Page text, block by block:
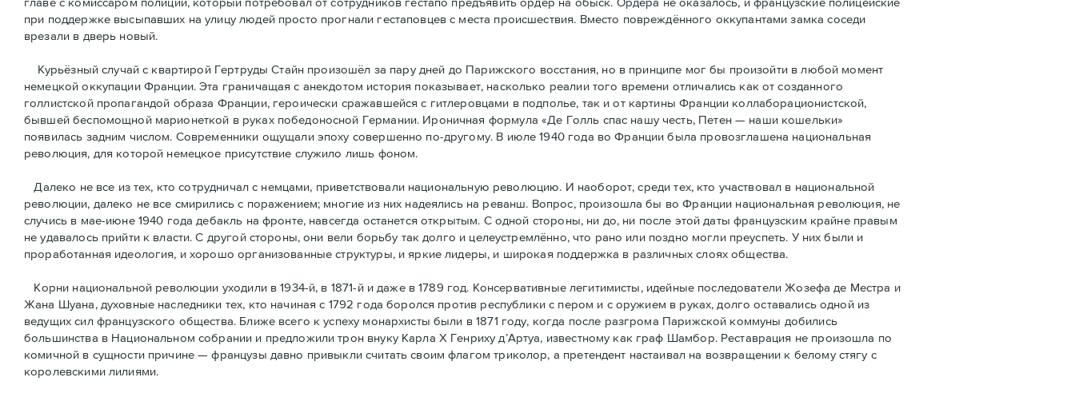
при поддержке высыпавших на улицу людей просто прогнали гестаповцев с места происшествия. Вместо повреждённого оккупантами замка соседи
врезали в дверь новый.
Курьёзный случай с квартирой Гертруды Стайн произошёл за пару дней до Парижского восстания, но в принципe мог бы произойти в любой момент
немецкой оккупации Франции. Эта граничащая с анекдотом история показывает, насколько реалии того времени отличались как от созданного
голлистской пропагандой образа Франции, героически сражавшейся с гитлеровцами в подполье, так и от картины Франции коллаборационистской,
бывшей беспомощной марионеткой в руках победоносной Германии. Ироничная формула «Де Голль спас нашу честь, Петен — наши кошельки»
появилась задним числом. Современники ощущали эпоху совершенно по-другому. В июле 1940 года во Франции была провозглашена национальная
революция, для которой немецкое присутствие служило лишь фоном.
Далеко не все из тех, кто сотрудничал с немцами, приветствовали национальную революцию. И наоборот, среди тех, кто участвовал в национальной
революции, далеко не все смирились с поражением; многие из них надеялись на реванш. Вопрос, произошла бы во Франции национальная революция, не
случись в мае-июне 1940 года дебакль на фронте, навсегда останется открытым. С одной стороны, ни до, ни после этой даты французским крайне правым
не удавалось прийти к власти. С другой стороны, они вели борьбу так долго и целеустремлённо, что рано или поздно могли преуспеть. У них были и
проработанная идеология, и хорошо организованные структуры, и яркие лидеры, и широкая поддержка в различных слоях общества.
Корни национальной революции уходили в 1934-й, в 1871-й и даже в 1789 год. Консервативные легитимисты, идейные последователи Жозефа де Местра и
Жана Шуана, духовные наследники тех, кто начиная с 1792 года боролся против республики с пером и с оружием в руках, долго оставались одной из
ведущих сил французского общества. Ближе всего к успеху монархисты были в 1871 году, когда после разгрома Парижской коммуны добились
большинства в Национальном собрании и предложили трон внуку Карла Х Генриху д’Артуа, известному как граф Шамбор. Реставрация не произошла по
комичной в сущности причине — французы давно привыкли считать своим флагoм триколор, а претендент настаивал на возвращении к белому стягу с
королевскими лилиями.